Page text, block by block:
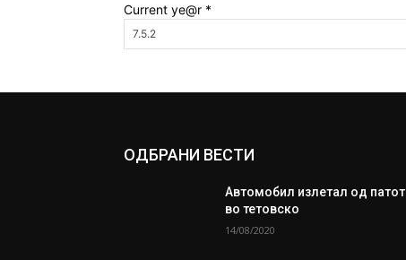
Current ye@r *
ОДБРАНИ ВЕСТИ
Автомобил излетал од патот
во тетовско
14/08/2020